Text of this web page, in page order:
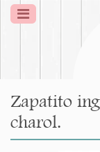
Zapatito
charol.